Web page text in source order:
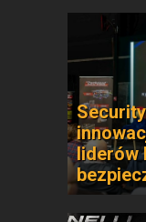
liderów